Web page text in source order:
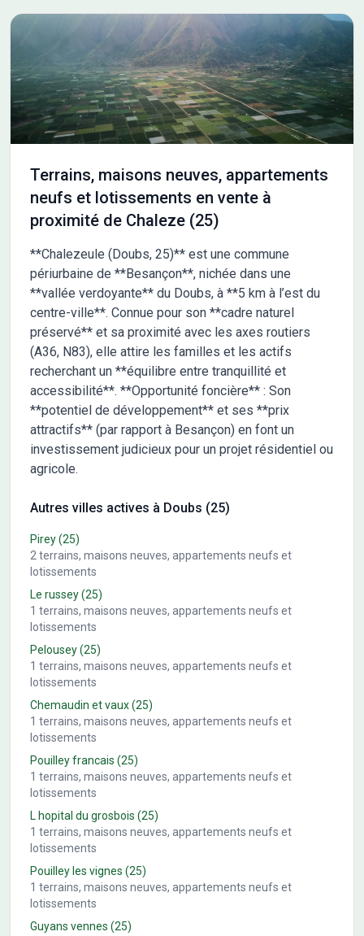
axes principaux, ce lotissement profite d'une adresse très
connectée. Toutes les commodités et services sont accessibles
à proximité. Le site La Clé des Champs compte 42 terrains à
bâtir viabilisés dont 1 terrain intermédiaire et 1 terrain réservé à
des constructions gr Les informations sur l'état des risques
auxquels ce bien est exposé sont disponibles sur le site
Géorisques : www.georisques.gouv.fr
Terrains, maisons neuves, appartements
neufs et lotissements en vente à
proximité de Chaleze (25)
**Chalezeule (Doubs, 25)** est une commune
périurbaine de **Besançon**, nichée dans une
**vallée verdoyante** du Doubs, à **5 km à l’est du
centre-ville**. Connue pour son **cadre naturel
préservé** et sa proximité avec les axes routiers
(A36, N83), elle attire les familles et les actifs
recherchant un **équilibre entre tranquillité et
accessibilité**. **Opportunité foncière** : Son
**potentiel de développement** et ses **prix
attractifs** (par rapport à Besançon) en font un
investissement judicieux pour un projet résidentiel ou
agricole.
Autres villes actives à Doubs (25)
Pirey(25)
2terrains, maisons neuves, appartements neufs et
lotissements
Le russey(25)
1 terrains, maisons neuves, appartements neufs et
lotissements
Pelousey(25)
1 terrains, maisons neuves, appartements neufs et
lotissements
Chemaudin et vaux(25)
1 terrains, maisons neuves, appartements neufs et
lotissements
Pouilley francais (25)
1 terrains, maisons neuves, appartements neufs et
lotissements
L hopital du grosbois (25)
1 terrains, maisons neuves, appartements neufs et
lotissements
Pouilley les vignes (25)
1 terrains, maisons neuves, appartements neufs et
lotissements
Guyans vennes (25)